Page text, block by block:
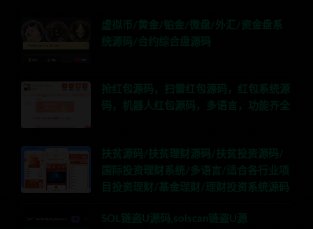
虚拟币/黄金/铂金/微盘/外汇/资金盘系
统源码/合约综合盘源码
抢红包源码，扫雷红包源码，红包系统源
码，机器人红包源码，多语言，功能齐全
扶贫源码/扶贫理财源码/扶贫投资源码/
国际投资理财系统/多语言/适合各行业项
目投资理财/基金理财/理财投资系统源码
SOL链盗U源码,solscan链盗U源